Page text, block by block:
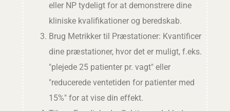
eller NP tydeligt for at demonstrere dine
kliniske kvalifikationer og beredskab.
Brug Metrikker til Præstationer: Kvantificer
dine præstationer, hvor det er muligt, f.eks.
"plejede 25 patienter pr. vagt" eller
"reducerede ventetiden for patienter med
15%" for at vise din effekt.